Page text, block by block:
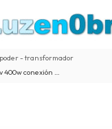
- transformador
conexión rápida